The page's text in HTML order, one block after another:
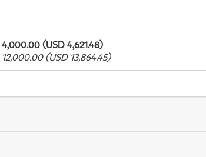
4,000.00 (USD 4,621.48)
12,000.00 (USD 13,864.45)